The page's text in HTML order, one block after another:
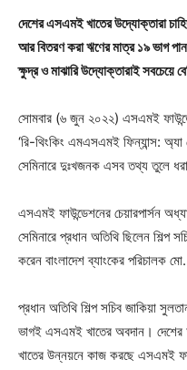
দেশের এসএমই খাতের উদ্যোক্তারা
আর বিতরণ করা ঋণের মাত্র ১৯ ভাগ
ক্ষুদ্র ও মাঝারি উদ্যোক্তারাই সবচেয়ে
সোমবার (৬ জুন ২০২২) এসএমই
‘রি-থিংকিং এমএসএমই ফিন্যান্স: অ্যা
সেমিনারে দুঃখজনক এসব তথ্য তুলে
এসএমই ফাউন্ডেশনের চেয়ারপার্সন
সেমিনারে প্রধান অতিথি ছিলেন শিল্প
করেন বাংলাদেশ ব্যাংকের পরিচালক
প্রধান অতিথি শিল্প সচিব জাকিয়া
ভাগই এসএমই খাতের অবদান। দেশের
খাতের উন্নয়নে কাজ করছে এসএমই